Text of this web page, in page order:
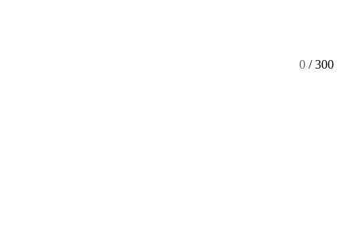
0 / 300